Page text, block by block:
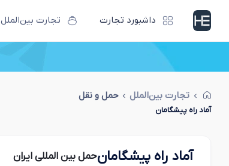
داشبورد تجارت تجارت بین‌الملل
تجارت بین‌الملل حمل و نقل
آماد راه پیشگامان
آماد راه پیشگامانحمل بین المللی ایران